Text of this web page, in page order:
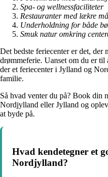
Spa- og wellnessfaciliteter
Restauranter med lækre
Underholdning for både
Smuk natur omkring
Det bedste feriecenter er det,
drømmeferie. Uanset om du er
der et feriecenter i Jylland og
familie.
Så hvad venter du på? Book din
Nordjylland eller Jylland og
at byde på.
Hvad kendetegner et
Nordjylland?